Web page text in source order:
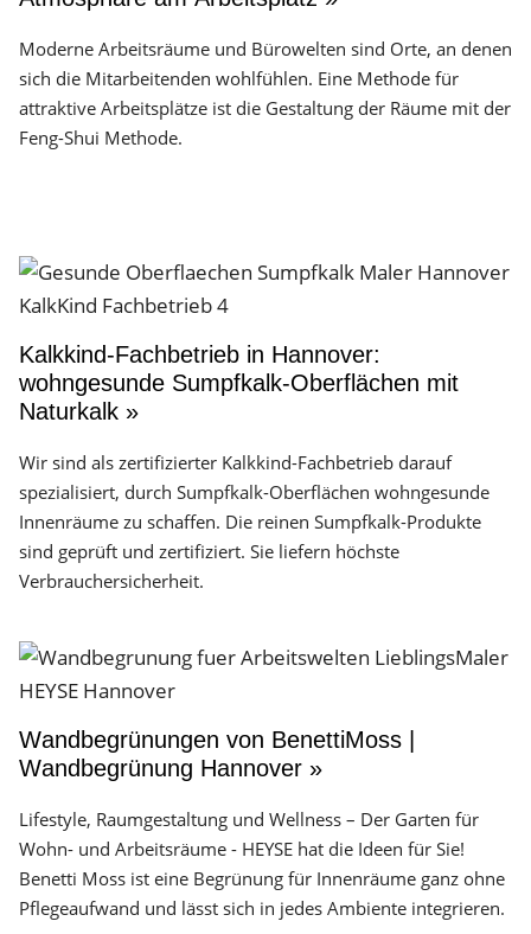
Moderne Arbeitsräume und Bürowelten sind Orte, an denen
sich die Mitarbeitenden wohlfühlen. Eine Methode für
attraktive Arbeitsplätze ist die Gestaltung der Räume mit der
Feng-Shui Methode.
Kalkkind-Fachbetrieb in Hannover:
wohngesunde Sumpfkalk-Oberflächen mit
Naturkalk »
Wir sind als zertifizierter Kalkkind-Fachbetrieb darauf
spezialisiert, durch Sumpfkalk-Oberflächen wohngesunde
Innenräume zu schaffen. Die reinen Sumpfkalk-Produkte
sind geprüft und zertifiziert. Sie liefern höchste
Verbrauchersicherheit.
Wandbegrünungen von BenettiMoss |
Wandbegrünung Hannover »
Lifestyle, Raumgestaltung und Wellness – Der Garten für
Wohn- und Arbeitsräume - HEYSE hat die Ideen für Sie!
Benetti Moss ist eine Begrünung für Innenräume ganz ohne
Pflegeaufwand und lässt sich in jedes Ambiente integrieren.